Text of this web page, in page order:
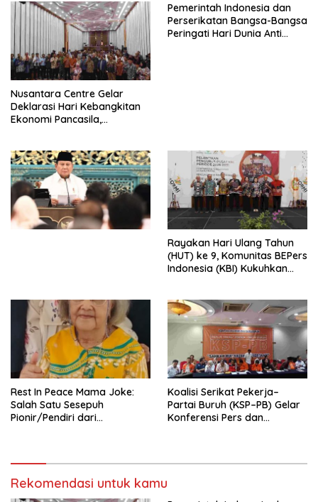
Nusantara Centre Gelar
Deklarasi Hari Kebangkitan
Ekonomi Pancasila,
Penjajahan (Pergolakan
Ekonomi Politik Indonesia) &
Simposium Nasional “Urgensi
Undang-Undang
Perekonomian Nasional dan
Kesejahteraan Sosial dalam
Pemerintah Indonesia dan
Perserikatan Bangsa-Bangsa
Peringati Hari Dunia Anti
Rayakan Hari Ulang Tahun
(HUT) ke 9, Komunitas BEPers
Indonesia (KBI) Kukuhkan
Tema: “Penguatan dan
Pengembangan Organisasi
KBI yang Berbasis Riset di
seluruh Indonesia dan
Mancanegara”.
Rest In Peace Mama Joke:
Salah Satu Sesepuh
Pionir/Pendiri dari
Kasih Allah.
Koalisi Serikat Pekerja–
Partai Buruh (KSP–PB) Gelar
Konferensi Pers dan
RUU Ketenagakerjaan Baru.
Rekomendasi untuk kamu